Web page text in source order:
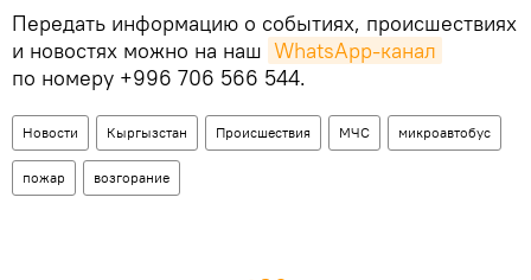
Передать информацию о событиях, происшествиях
и новостях можно на наш WhatsApp-канал
по номеру +996 706 566 544.
Новости Кыргызстан Происшествия МЧС микроавтобус
пожар возгорание